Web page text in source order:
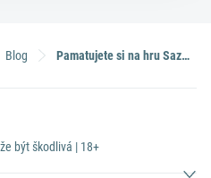
Blog Pamatujete si na hru Sazka?
být škodlivá | 18+